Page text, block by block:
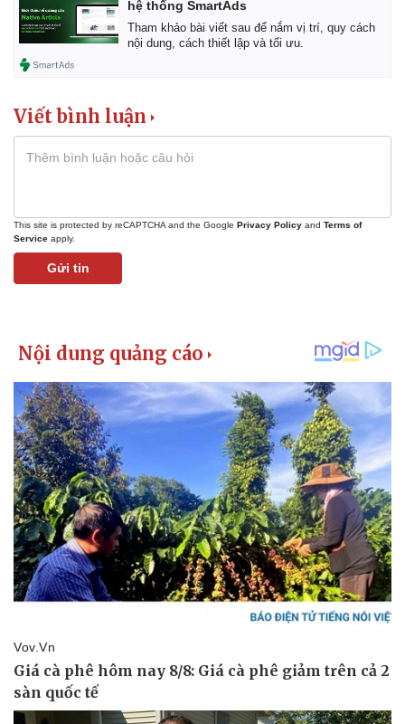
Pháp luật
Vụ án
Tin nóng
Tư vấn luật
Vũ khí
Việt Nam
hệ thống SmartAds
Tham khảo bài viết sau để nắm vị trí, quy cách
nội dung, cách thiết lập và tối ưu.
Viết bình luận
This site is protected by reCAPTCHA and the Google Privacy Policy and Terms of
Service apply.
Gửi tin